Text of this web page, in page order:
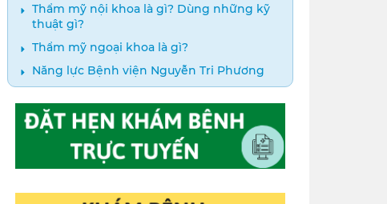
Thẩm mỹ nội khoa là gì? Dùng những kỹ
thuật gì?
Thẩm mỹ ngoại khoa là gì?
Năng lực Bệnh viện Nguyễn Tri Phương